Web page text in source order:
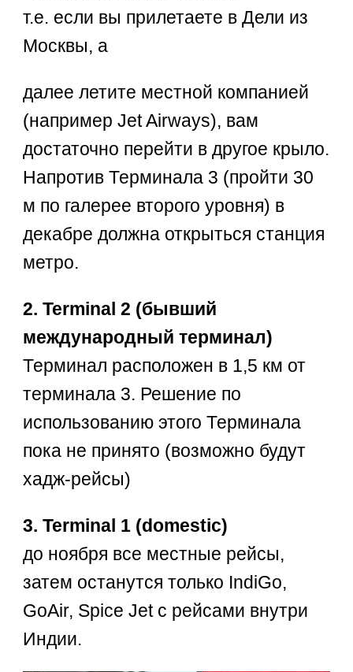
т.е. если вы прилетаете в Дели из
Москвы, а
далее летите местной компанией
(например Jet Airways), вам
достаточно перейти в другое крыло.
Напротив Терминала 3 (пройти 30
м по галерее второго уровня) в
декабре должна открыться станция
метро.
2. Terminal 2 (бывший
международный терминал)
Терминал расположен в 1,5 км от
терминала 3. Решение по
использованию этого Терминала
пока не принято (возможно будут
хадж-рейсы)
3. Terminal 1 (domestic)
до ноября все местные рейсы,
затем останутся только IndiGo,
GoAir, Spice Jet с рейсами внутри
Индии.